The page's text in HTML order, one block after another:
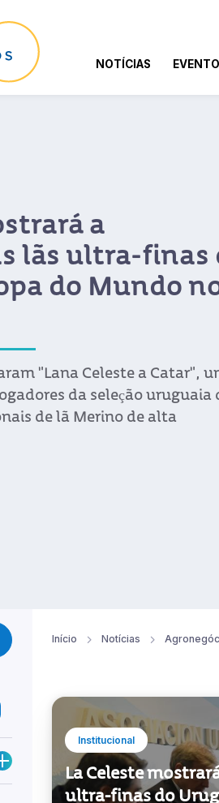
NOTÍCIAS
a
lãs ultra-finas
do Mundo
"Lana Celeste a Catar",
da seleção uruguaia
de lã Merino de alta
Início Notícias
Institucional
La Celeste
ultra-finas do